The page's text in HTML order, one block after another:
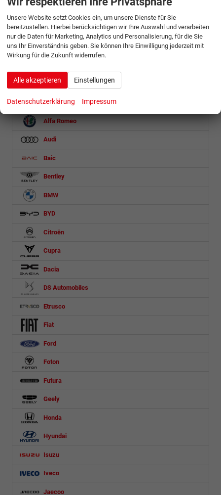
Gemerkte Fahrzeuge (0)
Schnellsuche
Fahrzeugnr.
Abarth
Alfa Romeo
Audi
Baic
Bentley
BMW
BYD
Citroën
Cupra
Dacia
DS Automobiles
Etrusco
Fiat
Ford
Foton
Futura
Geely
Honda
Hyundai
Isuzu
Iveco
Jaecoo
Unsere Website setzt Cookies ein, um unsere Dienste für Sie
bereitzustellen. Hierbei berücksichtigen wir Ihre Auswahl und verarbeiten
nur die Daten für Marketing, Analytics und Personalisierung, für die Sie
uns Ihr Einverständnis geben. Sie können Ihre Einwilligung jederzeit mit
Wirkung für die Zukunft widerrufen.
Alle akzeptieren Einstellungen
Datenschutzerklärung Impressum